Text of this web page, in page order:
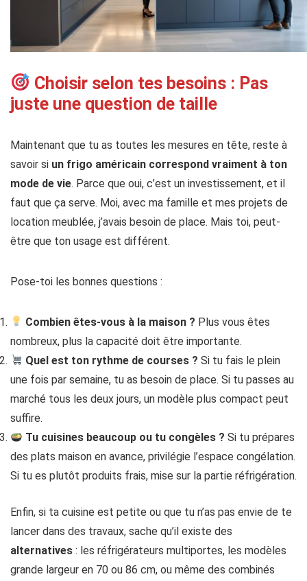
Choisir selon tes besoins : Pas
juste une question de taille
Maintenant que tu as toutes les mesures en tête, reste à
savoir si un frigo américain correspond vraiment à ton
mode de vie. Parce que oui, c’est un investissement, et il
faut que ça serve. Moi, avec ma famille et mes projets de
location meublée, j’avais besoin de place. Mais toi, peut-
être que ton usage est différent.
Pose-toi les bonnes questions :
Combien êtes-vous à la maison ? Plus vous êtes
nombreux, plus la capacité doit être importante.
Quel est ton rythme de courses ? Si tu fais le plein
une fois par semaine, tu as besoin de place. Si tu passes au
marché tous les deux jours, un modèle plus compact peut
suffire.
Tu cuisines beaucoup ou tu congèles ? Si tu prépares
des plats maison en avance, privilégie l’espace congélation.
Si tu es plutôt produits frais, mise sur la partie réfrigération.
Enfin, si ta cuisine est petite ou que tu n’as pas envie de te
lancer dans des travaux, sache qu’il existe des
alternatives : les réfrigérateurs multiportes, les modèles
grande largeur en 70 ou 86 cm, ou même des combinés